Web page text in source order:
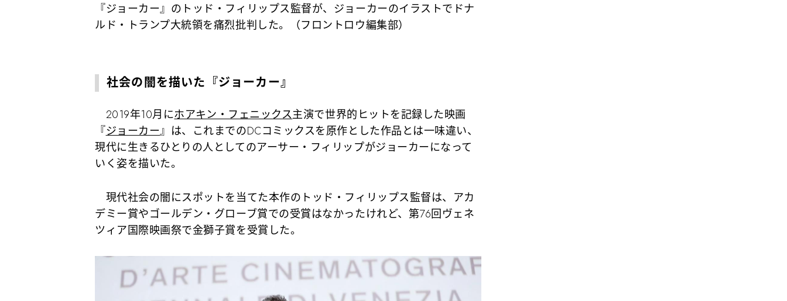
『ジョーカー』のトッド・フィリップス監督が、ジョーカーのイラストでドナ
ルド・トランプ大統領を痛烈批判した。（フロントロウ編集部）
社会の闇を描いた『ジョーカー』
2019年10月にホアキン・フェニックス主演で世界的ヒットを記録した映画
『ジョーカー』は、これまでのDCコミックスを原作とした作品とは一味違い、
現代に生きるひとりの人としてのアーサー・フィリップがジョーカーになって
いく姿を描いた。
現代社会の闇にスポットを当てた本作のトッド・フィリップス監督は、アカ
デミー賞やゴールデン・グローブ賞での受賞はなかったけれど、第76回ヴェネ
ツィア国際映画祭で金獅子賞を受賞した。